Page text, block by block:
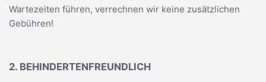
Wartezeiten führen, verrechnen wir keine zusätzlichen
Gebühren!
2. BEHINDERTENFREUNDLICH